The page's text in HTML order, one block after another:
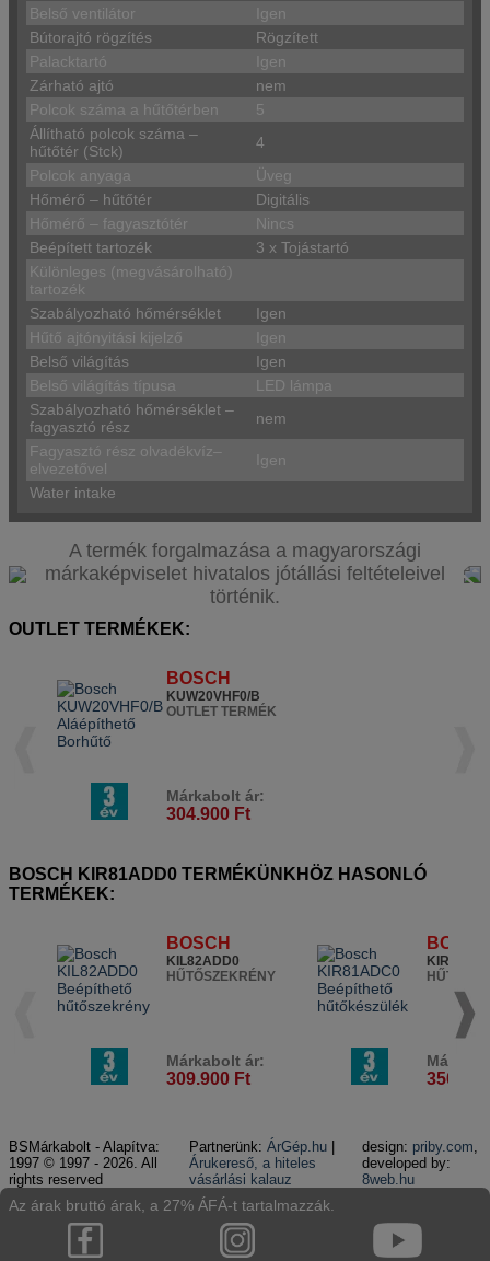
Belső ventilátor
Igen
Bútorajtó rögzítés
Rögzített
Palacktartó
Igen
Zárható ajtó
nem
Polcok száma a hűtőtérben
5
Állítható polcok száma –
hűtőtér (Stck)
4
Polcok anyaga
Üveg
Hőmérő – hűtőtér
Digitális
Hőmérő – fagyasztótér
Nincs
Beépített tartozék
3 x Tojástartó
Különleges (megvásárolható)
tartozék
Szabályozható hőmérséklet
Igen
Hűtő ajtónyitási kijelző
Igen
Belső világítás
Igen
Belső világítás típusa
LED lámpa
Szabályozható hőmérséklet –
fagyasztó rész
nem
Fagyasztó rész olvadékvíz–
elvezetővel
Igen
Water intake
A termék forgalmazása a magyarországi
márkaképviselet hivatalos jótállási feltételeivel
történik.
OUTLET TERMÉKEK:
BOSCH
KUW20VHF0/B
OUTLET TERMÉK
Márkabolt ár:
304.900 Ft
BOSCH KIR81ADD0 TERMÉKÜNKHÖZ HASONLÓ
TERMÉKEK:
BOSCH
KIL82ADD0
HŰTŐSZEKRÉNY
Márkabolt ár:
309.900 Ft
BOSCH
BSMárkabolt - Alapítva:
1997 © 1997 - 2026. All
rights reserved
Partnerünk:ÁrGép.hu
Árukereső, a hiteles
vásárlási kalauz
design: priby.com
developed by:
8web.hu
Az árak bruttó árak, a 27% ÁFÁ-t tartalmazzák.